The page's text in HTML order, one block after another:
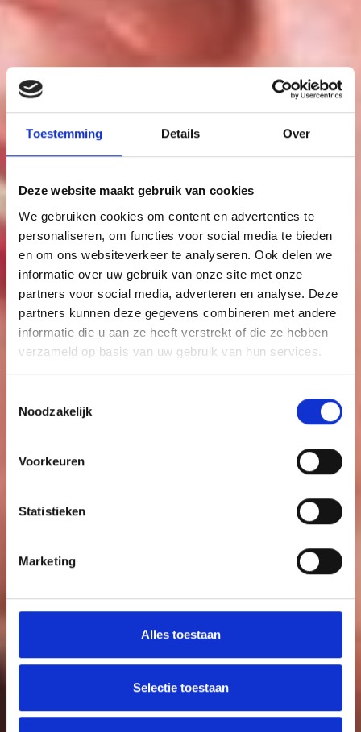
Toestemming Details Over
Deze website maakt gebruik van cookies
We gebruiken cookies om content en advertenties te
personaliseren, om functies voor social media te bieden
en om ons websiteverkeer te analyseren. Ook delen we
informatie over uw gebruik van onze site met onze
partners voor social media, adverteren en analyse. Deze
partners kunnen deze gegevens combineren met andere
informatie die u aan ze heeft verstrekt of die ze hebben
verzameld op basis van uw gebruik van hun services.
Noodzakelijk
Voorkeuren
Statistieken
Marketing
Alles toestaan
Selectie toestaan
INFORMATIE EN HULP
VOOR PLEEGOUDERS